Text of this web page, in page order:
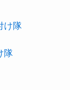
け隊
隊